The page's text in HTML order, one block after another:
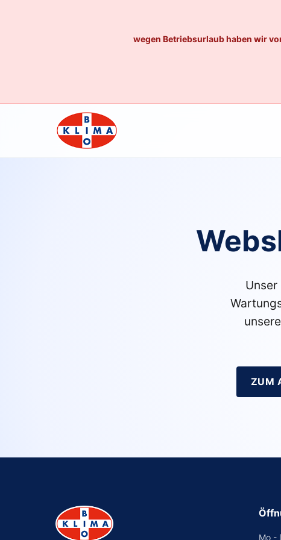
wegen Betriebsurlaub haben wir
ZUM
Mo -